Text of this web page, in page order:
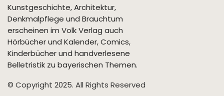
Kunstgeschichte, Architektur,
Denkmalpflege und Brauchtum
erscheinen im Volk Verlag auch
Hörbücher und Kalender, Comics,
Kinderbücher und handverlesene
Belletristik zu bayerischen Themen.
© Copyright 2025. All Rights Reserved